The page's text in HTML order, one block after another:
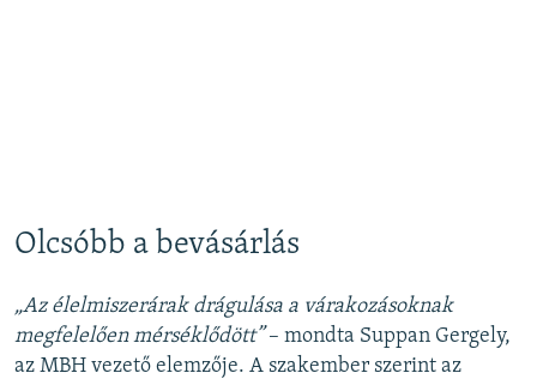
Olcsóbb a bevásárlás
„Az élelmiszerárak drágulása a várakozásoknak
megfelelően mérséklődött”– mondta Suppan Gergely,
az MBH vezető elemzője. A szakember szerint az